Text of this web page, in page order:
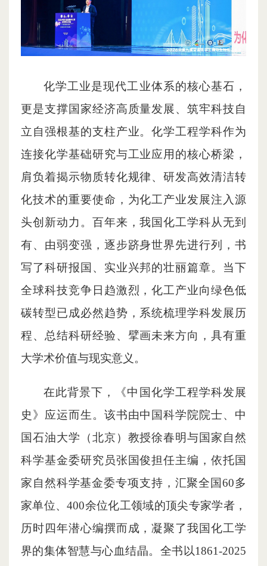
化学工业是现代工业体系的核心基石，
更是支撑国家经济高质量发展、筑牢科技自
立自强根基的支柱产业。化学工程学科作为
连接化学基础研究与工业应用的核心桥梁，
肩负着揭示物质转化规律、研发高效清洁转
化技术的重要使命，为化工产业发展注入源
头创新动力。百年来，我国化工学科从无到
有、由弱变强，逐步跻身世界先进行列，书
写了科研报国、实业兴邦的壮丽篇章。当下
全球科技竞争日趋激烈，化工产业向绿色低
碳转型已成必然趋势，系统梳理学科发展历
程、总结科研经验、擘画未来方向，具有重
大学术价值与现实意义。
在此背景下，《中国化学工程学科发展
史》应运而生。该书由中国科学院院士、中
国石油大学（北京）教授徐春明与国家自然
科学基金委研究员张国俊担任主编，依托国
家自然科学基金委专项支持，汇聚全国60多
家单位、400余位化工领域的顶尖专家学者，
历时四年潜心编撰而成，凝聚了我国化工学
界的集体智慧与心血结晶。 全书以1861-2025